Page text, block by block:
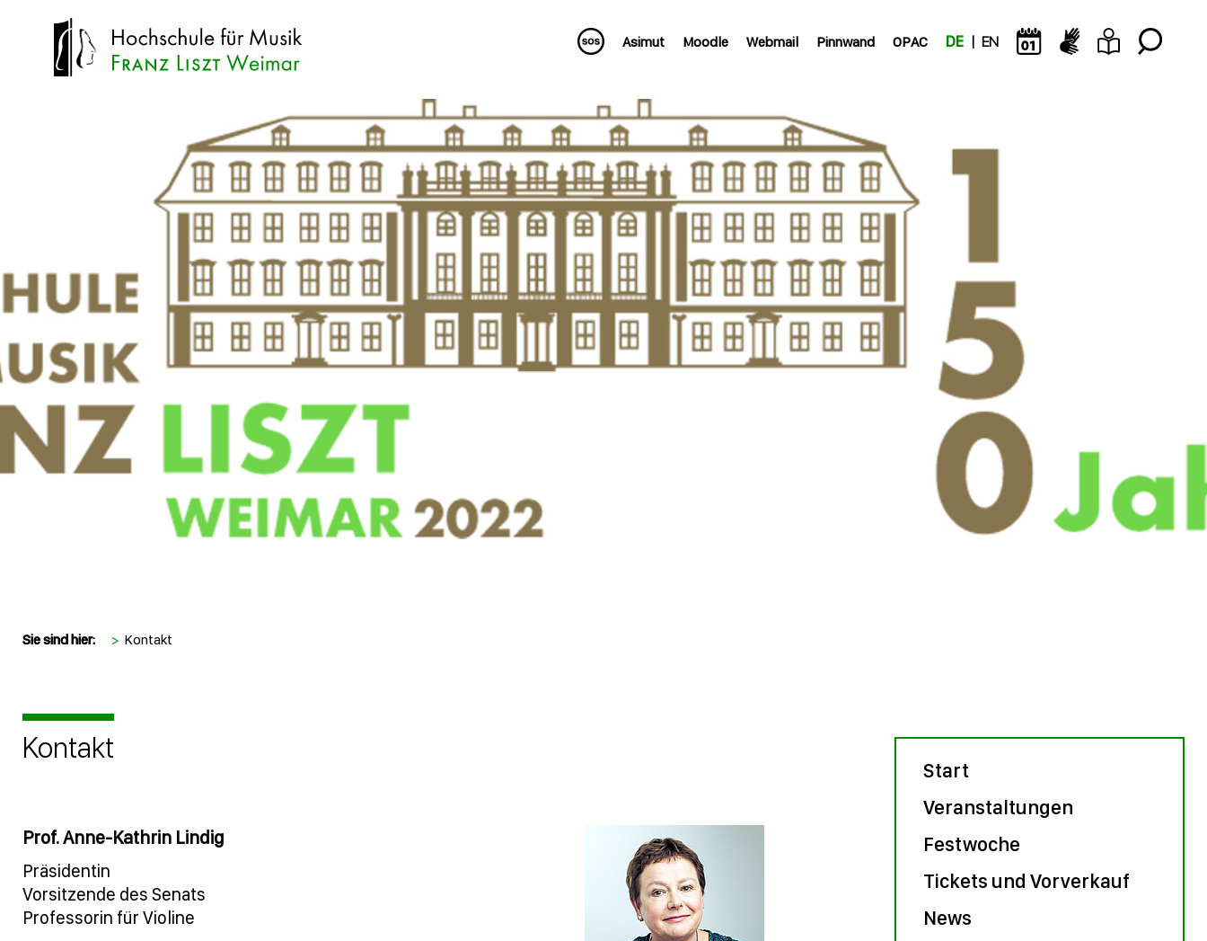
Asimut Moodle Webmail Pinnwand OPAC DE EN
Sie sind hier: > Kontakt
Kontakt
Prof. Anne-Kathrin Lindig
Präsidentin
Vorsitzende des Senats
Professorin für Violine
Start
Veranstaltungen
Festwoche
Tickets und Vorverkauf
News